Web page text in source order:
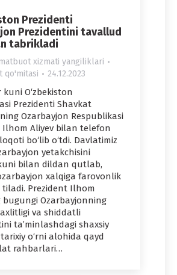
Prezidenti
Prezidentini tavallud
tabrikladi
xizmati yangiliklari
qo'mitasi 24.12.2023
O‘zbekiston
Prezidenti Shavkat
Ozarbayjon Respublikasi
Ilhom Aliyev bilan telefon
bo‘lib o‘tdi. Davlatimiz
yetakchisini
bilan dildan qutlab,
xalqiga farovonlik
tiladi. Prezident Ilhom
bugungi Ozarbayjonning
va shiddatli
ta’minlashdagi shaxsiy
o‘rni alohida qayd
rahbarlari…